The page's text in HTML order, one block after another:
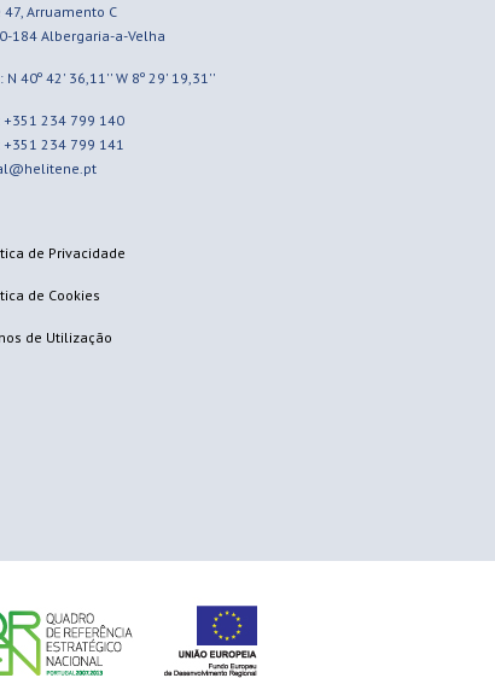
47, Arruamento C
184 Albergaria-a-Velha
N 40º 42' 36,11'' W 8º 29' 19,31''
+351 234 799 140
+351 234 799 141
de Privacidade
de Cookies
de Utilização